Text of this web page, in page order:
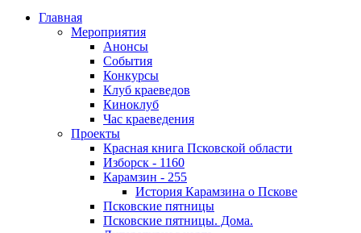
Главная
Мероприятия
Анонсы
События
Конкурсы
Клуб краеведов
Киноклуб
Час краеведения
Проекты
Красная книга Псковской области
Изборск - 1160
Карамзин - 255
История Карамзина о Пскове
Псковские пятницы
Псковские пятницы. Дома.